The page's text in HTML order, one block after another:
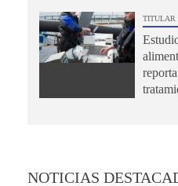
TITULAR
NOTICIAS